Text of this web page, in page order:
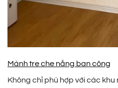
Mành tre che nắng ban công
Không chỉ phù hợp với các